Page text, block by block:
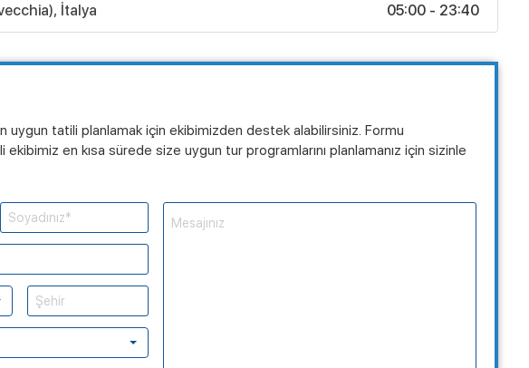
İtalya 05:00 - 23:40
en uygun tatili planlamak için ekibimizden destek alabilirsiniz. Formu
en kısa sürede size uygun tur programlarını planlamanız için sizinle